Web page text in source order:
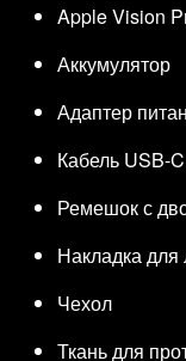
Apple Vision
Аккумулятор
Адаптер
Кабель USB-
Ремешок с
Накладка для
Чехол
Ткань для